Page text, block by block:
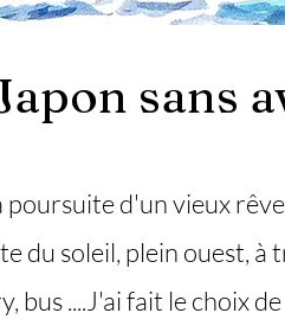
sans
d'un vieux
du soleil, plein ouest,
bus ....J'ai fait le choix